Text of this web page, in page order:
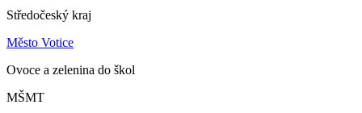
Středočeský kraj
Město Votice
Ovoce a zelenina do škol
MŠMT